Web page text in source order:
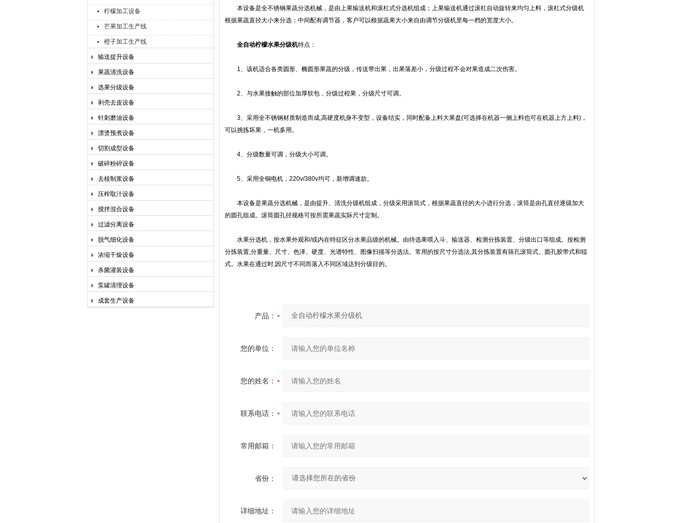
柠檬加工设备
芒果加工生产线
橙子加工生产线
输送提升设备
果蔬清洗设备
选果分级设备
剥壳去皮设备
针刺磨油设备
漂烫预煮设备
切割成型设备
破碎粉碎设备
去核制浆设备
压榨取汁设备
搅拌混合设备
过滤分离设备
脱气细化设备
浓缩干燥设备
杀菌灌装设备
泵罐清理设备
成套生产设备
本设备是全不锈钢果蔬分选机械，是由上果输送机和滚杠式分选机组成；上果输送机通过滚杠自动旋转来均匀上料，滚杠式分级机
根据果蔬直径大小来分选；中间配有调节器，客户可以根据蔬果大小来自由调节分级机里每一档的宽度大小。
全自动柠檬水果分级机特点：
1、该机适合各类圆形、椭圆形果蔬的分级，传送带出果，出果落差小，分级过程不会对果造成二次伤害。
2、与水果接触的部位加厚软包，分级过程果，分级尺寸可调。
3、采用全不锈钢材质制造而成,高硬度机身不变型，设备结实，同时配备上料大果盘(可选择在机器一侧上料也可在机器上方上料)，
可以挑拣坏果，一机多用。
4、分级数量可调，分级大小可调。
5、采用全铜电机，220v/380v均可，新增调速款。
本设备是果蔬分选机械，是由提升、清洗分级机组成，分级采用滚筒式，根据果蔬直径的大小进行分选，滚筒是由孔直径逐级加大
的圆孔组成。滚筒圆孔径规格可按所需果蔬实际尺寸定制。
水果分选机，按水果外观和/或内在特征区分水果品级的机械。由待选果喂入斗、输送器、检测分拣装置、分级出口等组成。按检测
分拣装置,分重量、尺寸、色泽、硬度、光谱特性、图像扫描等分选法。常用的按尺寸分选法,其分拣装置有筛孔滚筒式、圆孔胶带式和辊
式。水果在通过时,因尺寸不同而落入不同区域达到分级目的。
产品：
您的单位：
您的姓名：
联系电话：
常用邮箱：
省份：
详细地址：